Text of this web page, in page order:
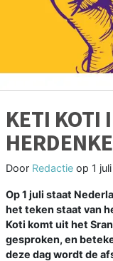
KETI KOTI
Door Redactie op 1
Op 1 juli staat
het teken staat van
Koti komt uit het
gesproken, en
deze dag wordt de